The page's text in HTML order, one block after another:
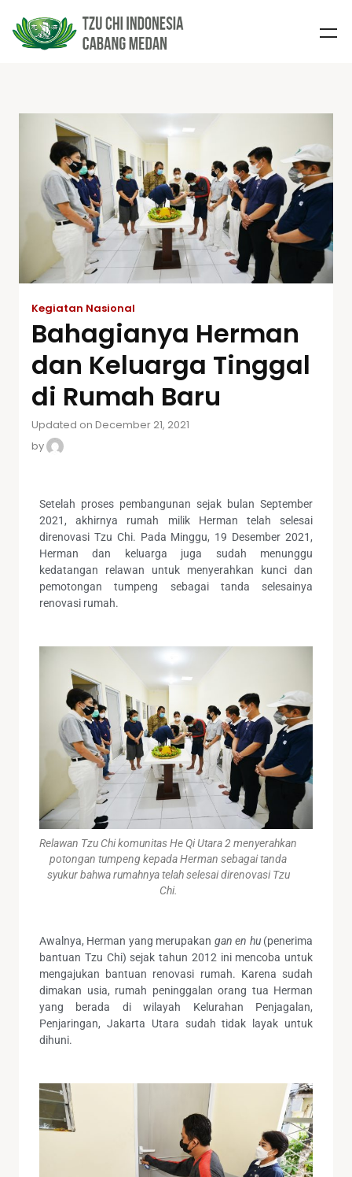
Kegiatan Nasional
Bahagianya Herman
dan Keluarga Tinggal
di Rumah Baru
Updated on December 21, 2021
by
Setelah proses pembangunan sejak bulan September
2021, akhirnya rumah milik Herman telah selesai
direnovasi Tzu Chi. Pada Minggu, 19 Desember 2021,
Herman dan keluarga juga sudah menunggu
kedatangan relawan untuk menyerahkan kunci dan
pemotongan tumpeng sebagai tanda selesainya
renovasi rumah.
Relawan Tzu Chi komunitas He Qi Utara 2 menyerahkan
potongan tumpeng kepada Herman sebagai tanda
syukur bahwa rumahnya telah selesai direnovasi Tzu
Chi.
Awalnya, Herman yang merupakan gan en hu(penerima
bantuan Tzu Chi) sejak tahun 2012 ini mencoba untuk
mengajukan bantuan renovasi rumah. Karena sudah
dimakan usia, rumah peninggalan orang tua Herman
yang berada di wilayah Kelurahan Penjagalan,
Penjaringan, Jakarta Utara sudah tidak layak untuk
dihuni.